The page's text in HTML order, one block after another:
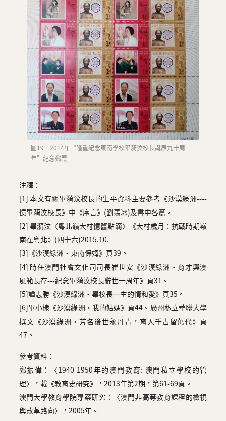
圖19 2014年“隆重紀念東南學校畢漪汶校長誕辰九十周
年”紀念郵票
注釋：
[1] 本文有關畢漪汶校長的生平資料主要參考《沙漠綠洲----
憶畢漪汶校長》中《序言》(劉羨冰)及書中各篇。
[2] 畢漪汶〈粵北嶺大村憶舊點滴〉《大村歲月：抗戰時期嶺
南在粵北》(四十六)2015.10.
[3]《沙漠綠洲・東南保姆》頁39。
[4] 時任澳門社會文化司司長崔世安《沙漠綠洲・育才興澳
風範長存---紀念畢漪汶校長辭世一周年》頁31。
[5]譚志勝《沙漠綠洲・畢校長一生的情和愛》頁35。
[6]畢小棣《沙漠綠洲・我的姑媽》頁44。廣州私立華聯大學
撰文《沙漠綠洲・芳名後世永丹青，育人千古留萬代》頁
47。
參考資料：
鄭振偉：〈1940-1950年的澳門教育: 澳門私立學校的管
理〉，載《教育史研究》，2013年第2期，第61-69頁。
澳門大學教育學院專案研究：〈澳門非高等教育課程的檢視
與改革路向〉，2005年。